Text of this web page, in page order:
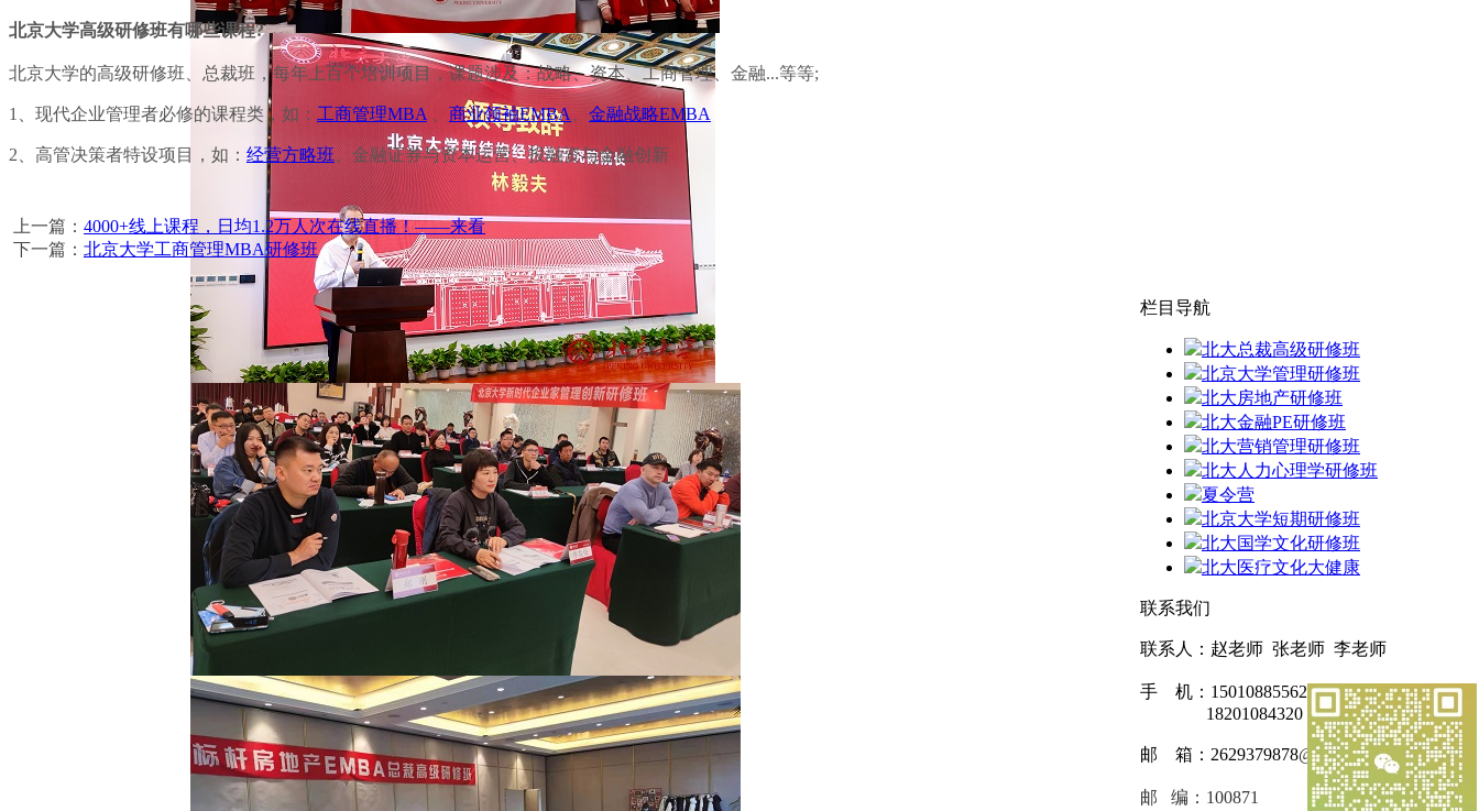
北京大学高级研修班有哪些课程?
北京大学的高级研修班、总裁班，每年上百个培训项目，课题涉及：战略、资本、工商管理、金融...等等;
1、现代企业管理者必修的课程类，如： 工商管理MBA 商业领袖EMBA 金融战略EMBA
2、高管决策者特设项目，如： 经营方略班、金融证券与资本运营、投融资与金融创新
上一篇： 4000+线上课程，日均1.2万人次在线直播！——来看
下一篇： 北京大学工商管理MBA研修班
栏目导航
北大总裁高级研修班
北京大学管理研修班
北大房地产研修班
北大金融PE研修班
北大营销管理研修班
北大人力心理学研修班
夏令营
北京大学短期研修班
北大国学文化研修班
北大医疗文化大健康
联系我们
联系人：赵老师 张老师 李老师
手 机：15010885562
18201084320
邮 箱：2629379878@qq.com
邮 编：100871